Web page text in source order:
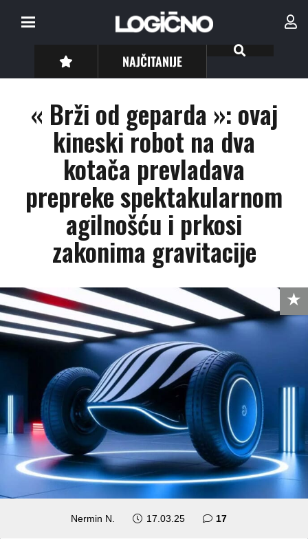
NAJČITANIJE
« Brži od geparda »: ovaj
kineski robot na dva
kotača prevladava
prepreke spektakularnom
agilnošću i prkosi
zakonima gravitacije
Nermin N. 17.03.25 17komentara